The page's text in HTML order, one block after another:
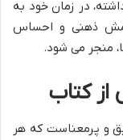
در زمان خود به
ذهنی و احساس
منجر می شود.
کتاب
عمیق و پرمعناست که هر